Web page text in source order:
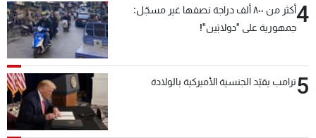
4
أكثر من ٨٠٠ ألف دراجة نصفها غير مسجّل:
جمهورية على "دولابَين"!
5ترامب يقيّد الجنسية الأميركية بالولادة